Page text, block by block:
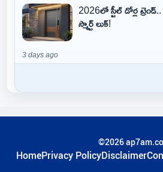
2026లో స్టీల్ డోర్ల
స్మార్ట్ లుక్!
3 days ago
©2026
HomePrivacy PolicyDisclaimer